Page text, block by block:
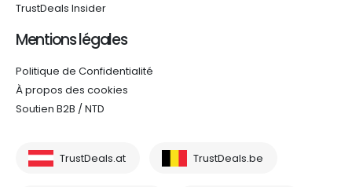
TrustDeals Insider
Mentions légales
Politique de Confidentialité
À propos des cookies
Soutien B2B / NTD
TrustDeals.at TrustDeals.be